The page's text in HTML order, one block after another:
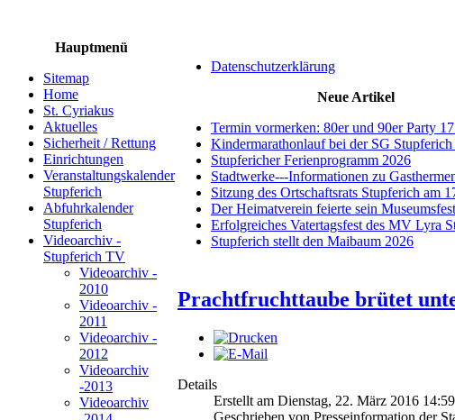
Hauptmenü
Sitemap
Home
St. Cyriakus
Aktuelles
Sicherheit / Rettung
Einrichtungen
Veranstaltungskalender
Stupferich
Abfuhrkalender
Stupferich
Videoarchiv -
Stupferich TV
Videoarchiv -
2010
Videoarchiv -
2011
Videoarchiv -
2012
Videoarchiv
-2013
Videoarchiv
Datenschutzerklärung
Neue Artikel
Termin vormerken: 80er und 90er Party
Kindermarathonlauf bei der SG
Stupfericher Ferienprogramm 2026
Stadtwerke---Informationen zu
Sitzung des Ortschaftsrats Stupferich am
Der Heimatverein feierte sein
Erfolgreiches Vatertagsfest des MV Lyra
Stupferich stellt den Maibaum 2026
Prachtfruchttaube brütet
Details
Erstellt am Dienstag, 22. März 2016 14:59
Geschrieben von Presseinformation der